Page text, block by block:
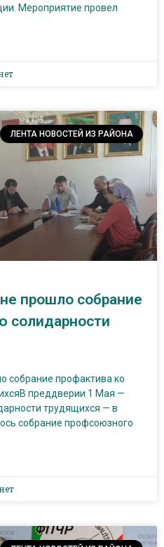
Мероприятие провел
ЛЕНТА НОВОСТЕЙ ИЗ РАЙОНА
прошло собрание
солидарности
собрание профактива ко
преддверии 1 Мая —
трудящихся — в
собрание профсоюзного